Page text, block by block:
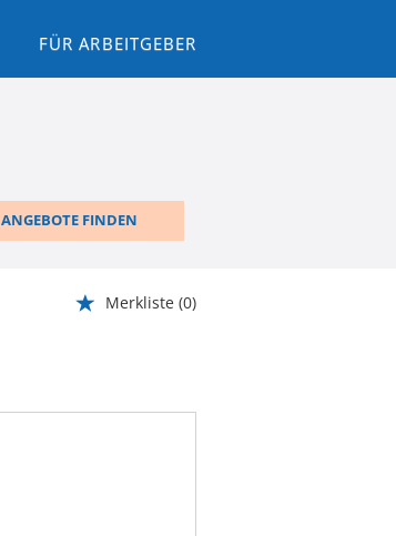
FÜR ARBEITGEBER
ANGEBOTE FINDEN
Merkliste (0)